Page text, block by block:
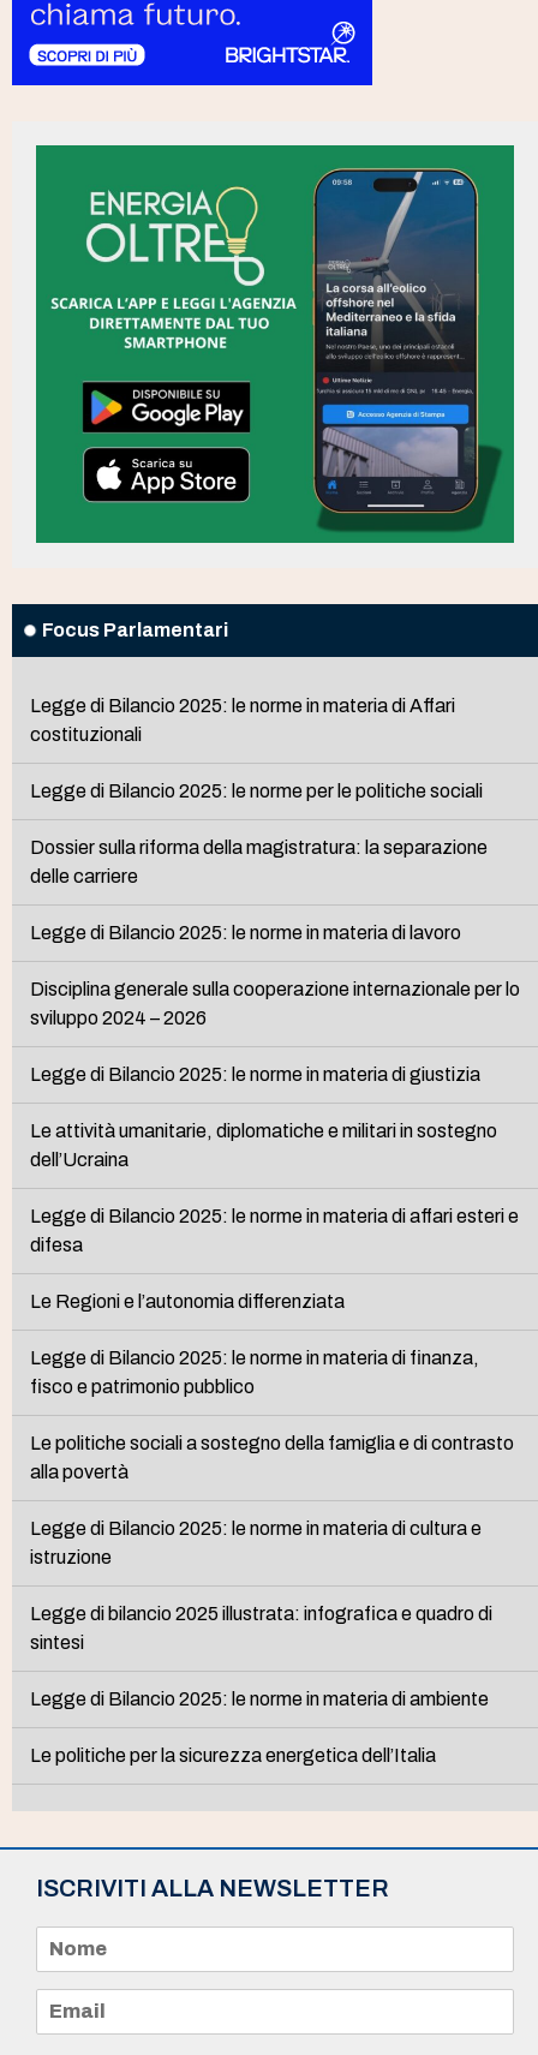
Focus Parlamentari
Legge di Bilancio 2025: le norme in materia di Affari
costituzionali
Legge di Bilancio 2025: le norme per le politiche sociali
Dossier sulla riforma della magistratura: la separazione
delle carriere
Legge di Bilancio 2025: le norme in materia di lavoro
Disciplina generale sulla cooperazione internazionale per lo
sviluppo 2024 – 2026
Legge di Bilancio 2025: le norme in materia di giustizia
Le attività umanitarie, diplomatiche e militari in sostegno
dell’Ucraina
Legge di Bilancio 2025: le norme in materia di affari esteri e
difesa
Le Regioni e l’autonomia differenziata
Legge di Bilancio 2025: le norme in materia di finanza,
fisco e patrimonio pubblico
Le politiche sociali a sostegno della famiglia e di contrasto
alla povertà
Legge di Bilancio 2025: le norme in materia di cultura e
istruzione
Legge di bilancio 2025 illustrata: infografica e quadro di
sintesi
Legge di Bilancio 2025: le norme in materia di ambiente
Le politiche per la sicurezza energetica dell’Italia
ISCRIVITI ALLA NEWSLETTER
m
e
a